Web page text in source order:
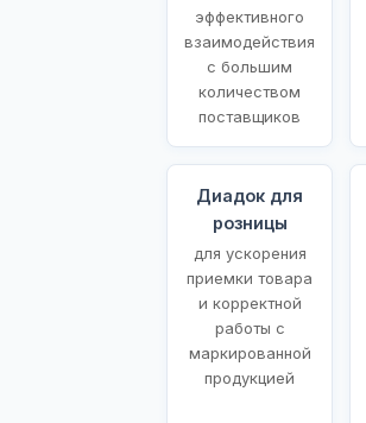
эффективного
взаимодействия
с большим
количеством
поставщиков
Диадок для
розницы
для ускорения
приемки товара
и корректной
работы с
маркированной
продукцией